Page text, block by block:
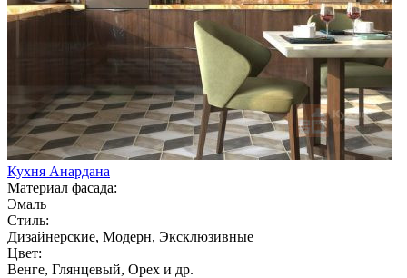
Кухня Анардана
Материал фасада:
Эмаль
Стиль:
Дизайнерские, Модерн, Эксклюзивные
Цвет:
Венге, Глянцевый, Орех и др.